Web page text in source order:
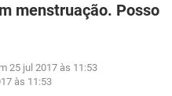
menstruação. Posso
25 jul 2017 às 11:53
às 11:53